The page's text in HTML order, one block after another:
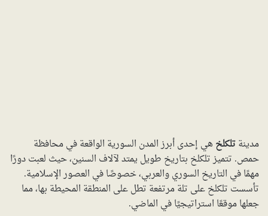
مدينةتلكلخ هي إحدى أبرز المدن السورية الواقعة في محافظة
حمص. تتميز تلكلخ بتاريخ طويل يمتد لآلاف السنين، حيث لعبت دورًا
مهمًا في التاريخ السوري والعربي، خصوصًا في العصور الإسلامية.
تأسست تلكلخ على تلة مرتفعة تطل على المنطقة المحيطة بها، مما
جعلها موقعًا استراتيجيًا في الماضي.